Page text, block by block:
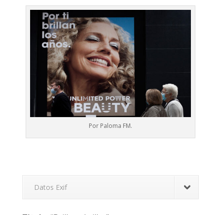
Por Paloma FM.
Datos Exif